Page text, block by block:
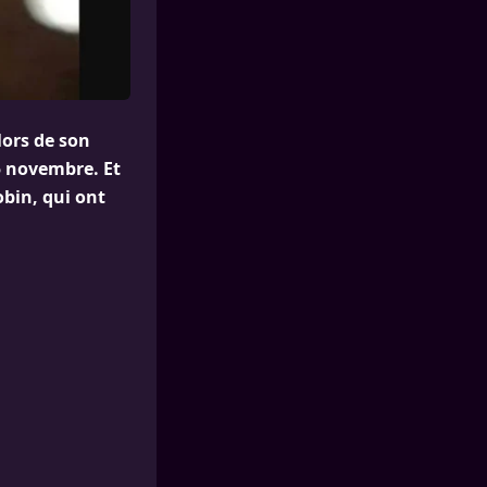
de son
novembre. Et
qui ont